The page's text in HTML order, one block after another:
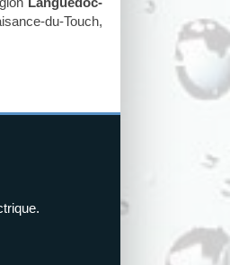
du-Touch,